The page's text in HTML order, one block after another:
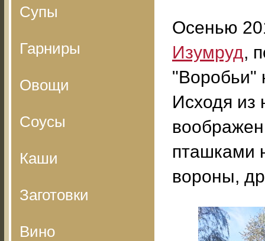
Супы
Гарниры
Овощи
Соусы
Каши
Заготовки
Вино
Осенью
Изумруд,
"Воробьи"
Исходя из
пташками
вороны,